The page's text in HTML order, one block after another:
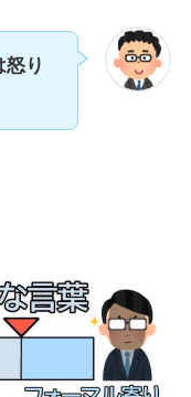
り